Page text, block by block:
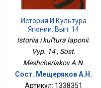
История И Культура
Японии. Вып. 14
Istoriia i kul'tura Iaponii.
Vyp. 14 , Sost.
Meshcheriakov A.N.
Сост. Мещеряков А.Н.
Артикул: 1338351